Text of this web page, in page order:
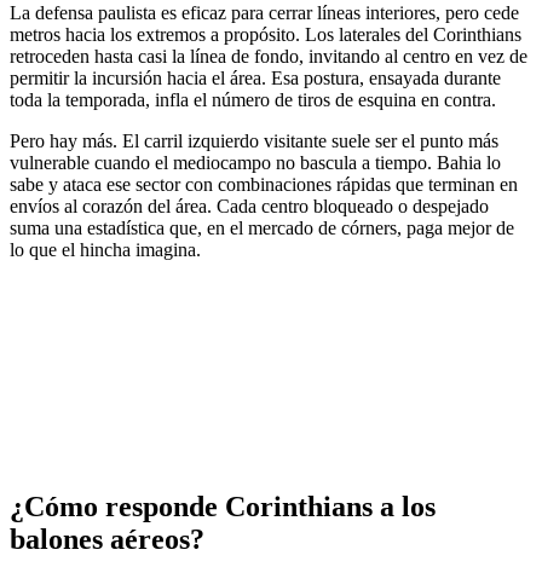
La defensa paulista es eficaz para cerrar líneas interiores, pero cede
metros hacia los extremos a propósito. Los laterales del Corinthians
retroceden hasta casi la línea de fondo, invitando al centro en vez de
permitir la incursión hacia el área. Esa postura, ensayada durante
toda la temporada, infla el número de tiros de esquina en contra.
Pero hay más. El carril izquierdo visitante suele ser el punto más
vulnerable cuando el mediocampo no bascula a tiempo. Bahia lo
sabe y ataca ese sector con combinaciones rápidas que terminan en
envíos al corazón del área. Cada centro bloqueado o despejado
suma una estadística que, en el mercado de córners, paga mejor de
lo que el hincha imagina.
¿Cómo responde Corinthians a los
balones aéreos?